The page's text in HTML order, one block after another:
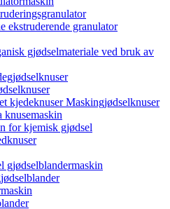
ekstruderende granulator
gjødselmateriale ved bruk av
kjedeknuser Maskingjødselknuser
knusemaskin
for kjemisk gjødsel
gjødselblandermaskin